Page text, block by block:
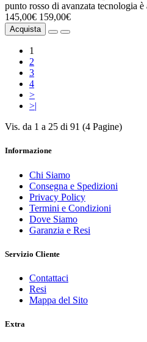
punto rosso di avanzata tecnologia
145,00€ 159,00€
Acquista
1
2
3
4
>
>|
Vis. da 1 a 25 di 91 (4 Pagine)
Informazione
Chi Siamo
Consegna e Spedizioni
Privacy Policy
Termini e Condizioni
Dove Siamo
Garanzia e Resi
Servizio Cliente
Contattaci
Resi
Mappa del Sito
Extra